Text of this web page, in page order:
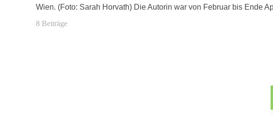
Wien. (Foto: Sarah Horvath) Die Autorin war von Februar bis Ende
8 Beiträge